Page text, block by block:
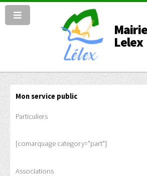
Lelex
Mon service public
Particuliers
[comarquage category="part"]
Associations